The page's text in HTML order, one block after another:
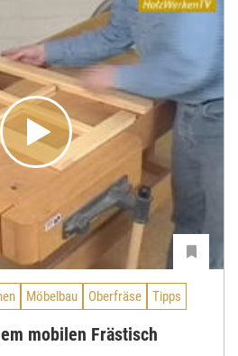
Möbelbau Oberfräse Tipps
mobilen Frästisch